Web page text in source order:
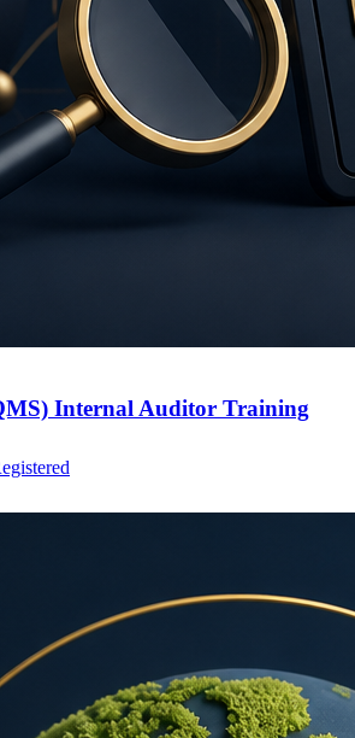
Internal Auditor Training